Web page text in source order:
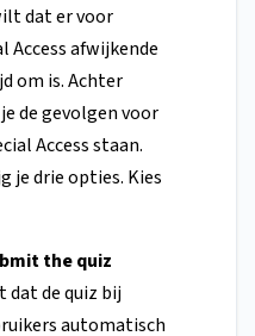
dat er voor
Access afwijkende
om is. Achter
de gevolgen voor
Access staan.
je drie opties. Kies
the quiz
dat de quiz bij
automatisch